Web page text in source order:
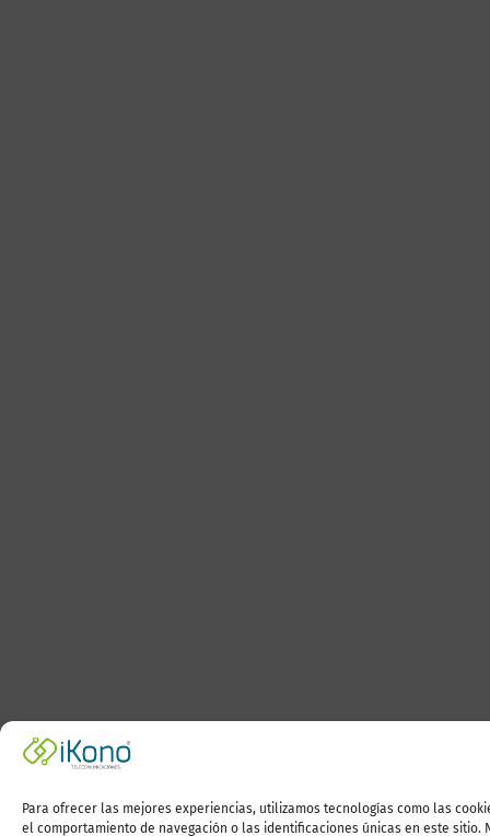
Para ofrecer las mejores experiencias, utilizamos tecnologías como las
el comportamiento de navegación o las identificaciones únicas en este